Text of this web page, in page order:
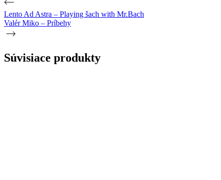
Lento Ad Astra – Playing šach with Mr.Bach
Valér Miko – Príbehy
Súvisiace produkty